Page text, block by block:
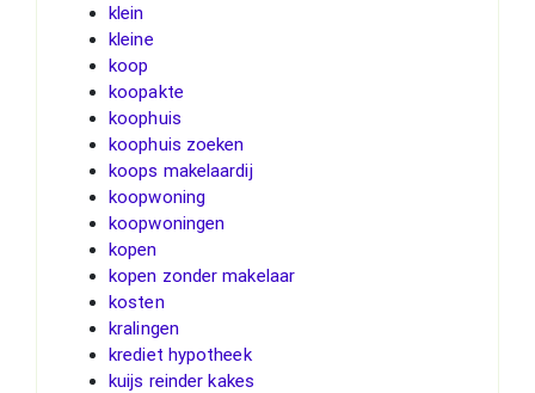
klein
kleine
koop
koopakte
koophuis
koophuis zoeken
koops makelaardij
koopwoning
koopwoningen
kopen
kopen zonder makelaar
kosten
kralingen
krediet hypotheek
kuijs reinder kakes